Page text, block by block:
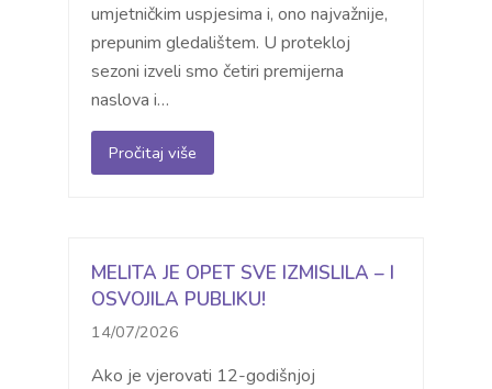
umjetničkim uspjesima i, ono najvažnije,
prepunim gledalištem. U protekloj
sezoni izveli smo četiri premijerna
naslova i…
Pročitaj više
MELITA JE OPET SVE IZMISLILA – I
OSVOJILA PUBLIKU!
14/07/2026
Ako je vjerovati 12-godišnjoj